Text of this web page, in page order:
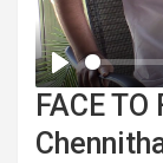
FACE